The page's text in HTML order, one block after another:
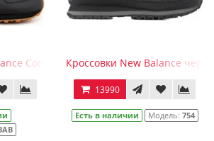
Completely Black с мехом
Кроссовки New Balance
13990
Есть в наличии Модель: 754